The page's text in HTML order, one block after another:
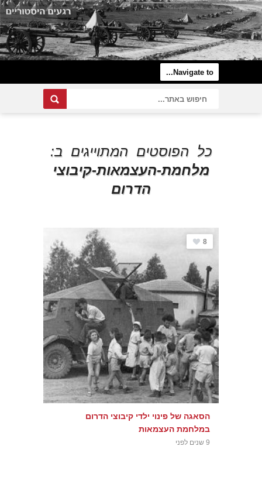
כל הפוסטים המתוייגים ב:
מלחמת-העצמאות-קיבוצי
הדרום
8
הסאגה של פינוי ילדי קיבוצי הדרום
במלחמת העצמאות
9 שנים לפני